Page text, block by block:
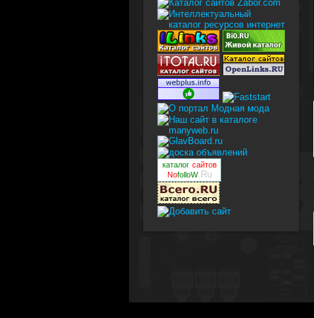
каталог сайтов
NofolloW.Ru